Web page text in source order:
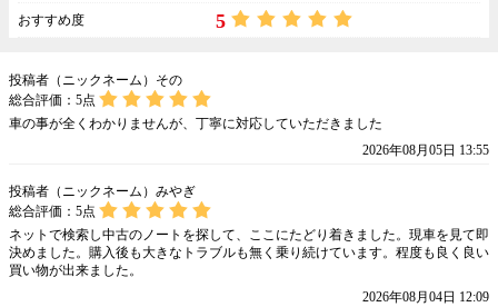
おすすめ度 5
投稿者（ニックネーム）その
総合評価： 5点
車の事が全くわかりませんが、丁寧に対応していただきました
2026年08月05日 13:55
投稿者（ニックネーム）みやぎ
総合評価： 5点
ネットで検索し中古のノートを探して、ここにたどり着きました。現車を見て即
決めました。購入後も大きなトラブルも無く乗り続けています。程度も良く良い
買い物が出来ました。
2026年08月04日 12:09